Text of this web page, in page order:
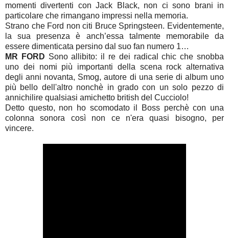
momenti divertenti con Jack Black, non ci sono brani in
particolare che rimangano impressi nella memoria.
Strano che Ford non citi Bruce Springsteen. Evidentemente,
la sua presenza è anch’essa talmente memorabile da
essere dimenticata persino dal suo fan numero 1…
MR FORD Sono allibito: il re dei radical chic che snobba
uno dei nomi più importanti della scena rock alternativa
degli anni novanta, Smog, autore di una serie di album uno
più bello dell'altro nonchè in grado con un solo pezzo di
annichilire qualsiasi amichetto british del Cucciolo!
Detto questo, non ho scomodato il Boss perchè con una
colonna sonora così non ce n'era quasi bisogno, per
vincere.